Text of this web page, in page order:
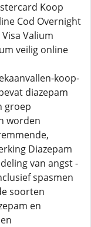
Koop
Cod Overnight
Valium
veilig online
koop-
diazepam
groep
worden
Diazepam
van angst -
spasmen
soorten
en